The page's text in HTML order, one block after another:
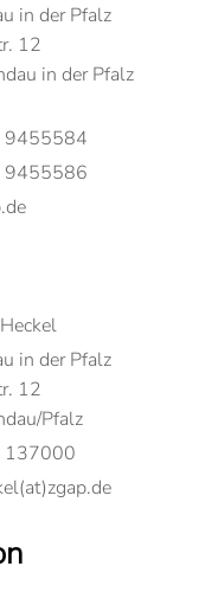
in der Pfalz
12
in der Pfalz
9455584
9455586
in der Pfalz
12
Pfalz
137000